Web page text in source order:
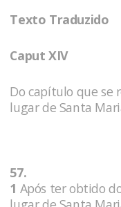
Texto Traduzido
Caput XIV
Do capítulo que se
lugar de Santa
57.
1 Após ter obtido